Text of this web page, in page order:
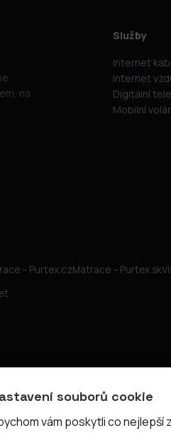
na
Služby
Internet
Internet
Digitální
Mobilní
– Purtex.czMatrace – Purtex.sk
06731465
souborů cookie
vám poskytli co nejlepší